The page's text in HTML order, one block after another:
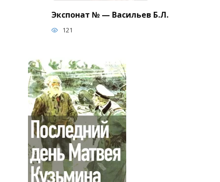
Экспонат № — Васильев Б.Л.
121